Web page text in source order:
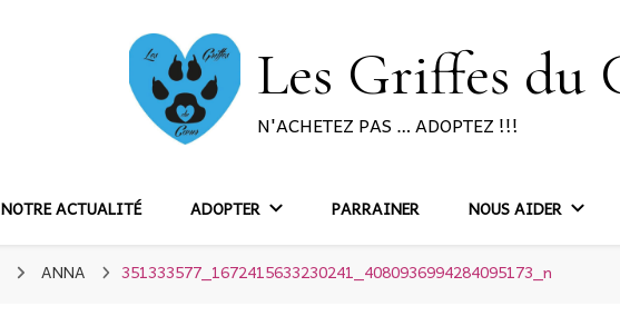
Les Griffes du
N'ACHETEZ PAS … ADOPTEZ !!!
NOTRE ACTUALITÉ ADOPTER PARRAINER NOUS AIDER
ANNA 351333577_1672415633230241_4080936994284095173_n